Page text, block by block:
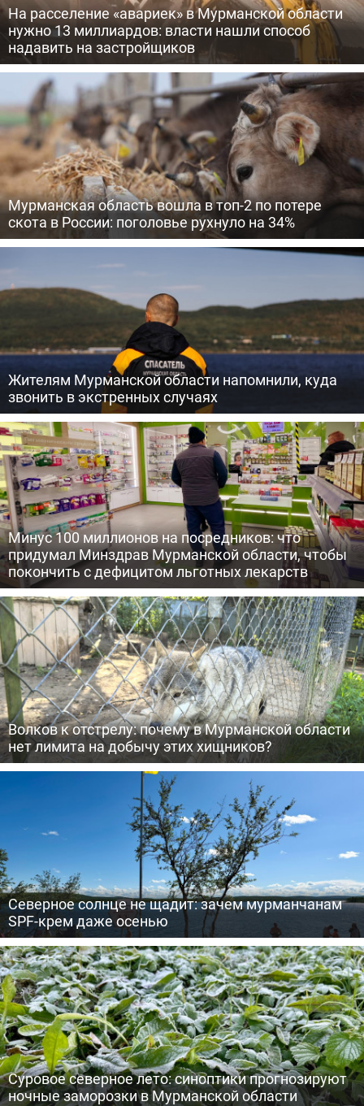
На расселение «авариек» в Мурманской области
нужно 13 миллиардов: власти нашли способ
надавить на застройщиков
Мурманская область вошла в топ-2 по потере
скота в России: поголовье рухнуло на 34%
Жителям Мурманской области напомнили, куда
звонить в экстренных случаях
Минус 100 миллионов на посредников: что
придумал Минздрав Мурманской области, чтобы
покончить с дефицитом льготных лекарств
Волков к отстрелу: почему в Мурманской области
нет лимита на добычу этих хищников?
Северное солнце не щадит: зачем мурманчанам
SPF-крем даже осенью
Суровое северное лето: синоптики прогнозируют
ночные заморозки в Мурманской области